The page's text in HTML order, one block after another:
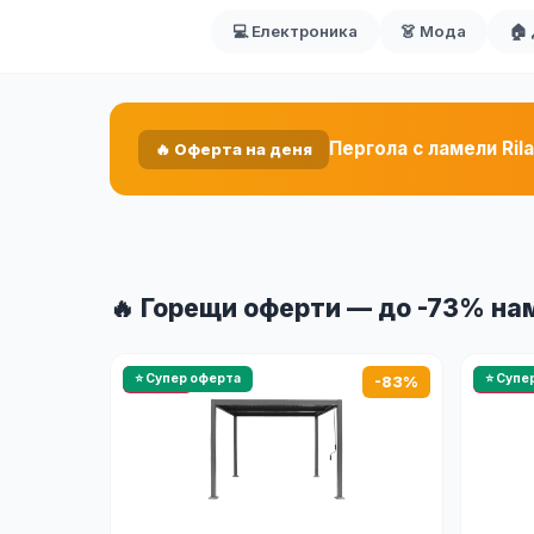
💻 Електроника 👗 Мода 🏠
🔥 Оферта на деня Пергола с ламели
🔥 Горещи оферти — до -73%
🔥 HOT
⭐ Супер оферта -83% 🔥 HOT
⭐